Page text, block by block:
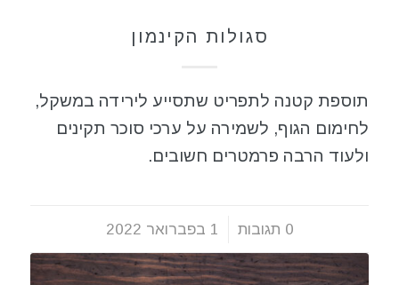
סגולות הקינמון
תוספת קטנה לתפריט שתסייע לירידה במשקל,
לחימום הגוף, לשמירה על ערכי סוכר תקינים
ולעוד הרבה פרמטרים חשובים.
0 תגובות
/ 1 בפברואר 2022